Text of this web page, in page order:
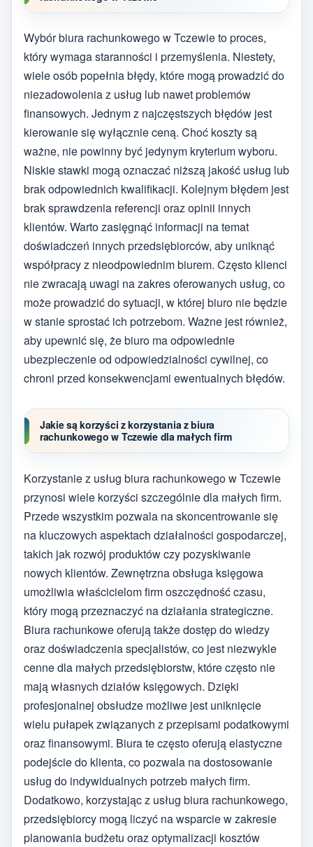
Wybór biura rachunkowego w Tczewie to proces,
który wymaga staranności i przemyślenia. Niestety,
wiele osób popełnia błędy, które mogą prowadzić do
niezadowolenia z usług lub nawet problemów
finansowych. Jednym z najczęstszych błędów jest
kierowanie się wyłącznie ceną. Choć koszty są
ważne, nie powinny być jedynym kryterium wyboru.
Niskie stawki mogą oznaczać niższą jakość usług lub
brak odpowiednich kwalifikacji. Kolejnym błędem jest
brak sprawdzenia referencji oraz opinii innych
klientów. Warto zasięgnąć informacji na temat
doświadczeń innych przedsiębiorców, aby uniknąć
współpracy z nieodpowiednim biurem. Często klienci
nie zwracają uwagi na zakres oferowanych usług, co
może prowadzić do sytuacji, w której biuro nie będzie
w stanie sprostać ich potrzebom. Ważne jest również,
aby upewnić się, że biuro ma odpowiednie
ubezpieczenie od odpowiedzialności cywilnej, co
chroni przed konsekwencjami ewentualnych błędów.
Jakie są korzyści z korzystania z biura
rachunkowego w Tczewie dla małych firm
Korzystanie z usług biura rachunkowego w Tczewie
przynosi wiele korzyści szczególnie dla małych firm.
Przede wszystkim pozwala na skoncentrowanie się
na kluczowych aspektach działalności gospodarczej,
takich jak rozwój produktów czy pozyskiwanie
nowych klientów. Zewnętrzna obsługa księgowa
umożliwia właścicielom firm oszczędność czasu,
który mogą przeznaczyć na działania strategiczne.
Biura rachunkowe oferują także dostęp do wiedzy
oraz doświadczenia specjalistów, co jest niezwykle
cenne dla małych przedsiębiorstw, które często nie
mają własnych działów księgowych. Dzięki
profesjonalnej obsłudze możliwe jest uniknięcie
wielu pułapek związanych z przepisami podatkowymi
oraz finansowymi. Biura te często oferują elastyczne
podejście do klienta, co pozwala na dostosowanie
usług do indywidualnych potrzeb małych firm.
Dodatkowo, korzystając z usług biura rachunkowego,
przedsiębiorcy mogą liczyć na wsparcie w zakresie
planowania budżetu oraz optymalizacji kosztów